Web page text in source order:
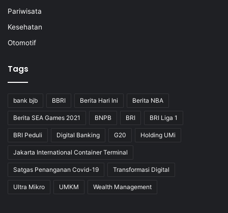
Pariwisata
Kesehatan
Otomotif
Tags
bank bjb BBRI Berita Hari Ini Berita NBA
Berita SEA Games 2021 BNPB BRI BRI Liga 1
BRI Peduli Digital Banking G20 Holding UMi
Jakarta International Container Terminal
Satgas Penanganan Covid-19 Transformasi Digital
Ultra Mikro UMKM Wealth Management